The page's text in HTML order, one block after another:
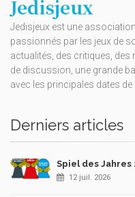
Jedisjeux
Jedisjeux est une
passionnés par les jeux de
actualités, des critiques,
de discussion, une grande
avec les principales dates de
Derniers articles
Spiel des Jahres
12 juil. 2026